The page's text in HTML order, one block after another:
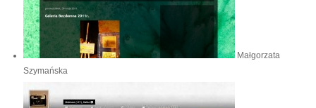
Małgorzata
Szymańska